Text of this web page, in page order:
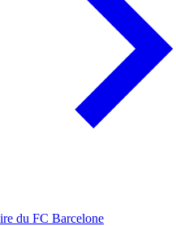
du FC Barcelone